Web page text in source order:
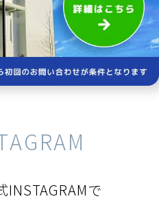
INSTAGRAMで